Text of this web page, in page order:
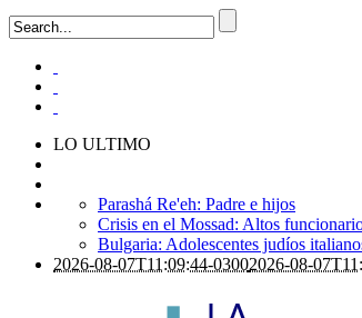
LO ULTIMO
Parashá Re'eh: Padre e hijos
Crisis en el Mossad: Altos
Bulgaria: Adolescentes judíos
2026-08-07T11:09:44-03002026-08-